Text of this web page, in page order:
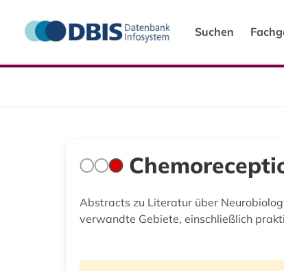
Suchen
Abstracts zu Literatur über
verwandte Gebiete, einschließlich